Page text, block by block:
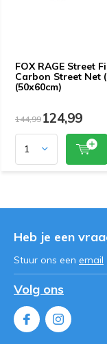
FOX RAGE Street
Carbon Street Net
(50x60cm)
144,99124,99
Heb je een
Stuur ons een email
Volg ons